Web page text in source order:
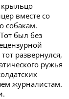
вместе со
собакам.
был без
развернулся,
ружья
журналистам.